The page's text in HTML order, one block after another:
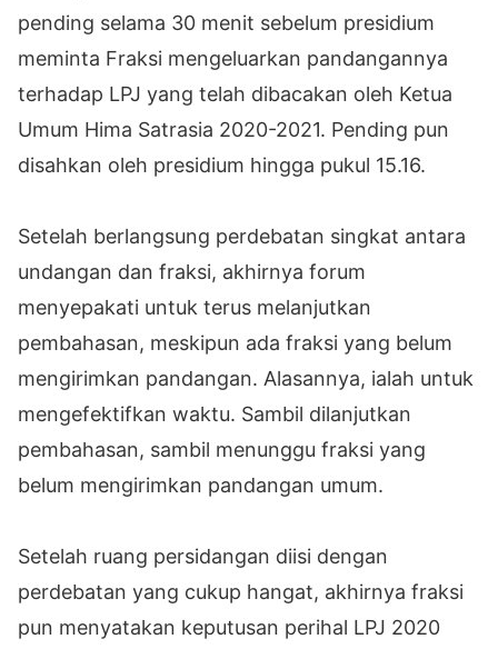
pending selama 30 menit sebelum presidium
meminta Fraksi mengeluarkan pandangannya
terhadap LPJ yang telah dibacakan oleh Ketua
Umum Hima Satrasia 2020-2021. Pending pun
disahkan oleh presidium hingga pukul 15.16.
Setelah berlangsung perdebatan singkat antara
undangan dan fraksi, akhirnya forum
menyepakati untuk terus melanjutkan
pembahasan, meskipun ada fraksi yang belum
mengirimkan pandangan. Alasannya, ialah untuk
mengefektifkan waktu. Sambil dilanjutkan
pembahasan, sambil menunggu fraksi yang
belum mengirimkan pandangan umum.
Setelah ruang persidangan diisi dengan
perdebatan yang cukup hangat, akhirnya fraksi
pun menyatakan keputusan perihal LPJ 2020